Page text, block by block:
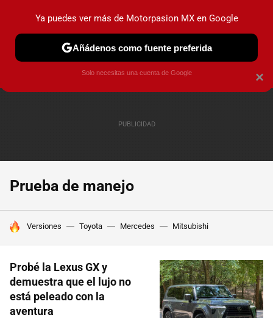
PRUEBAS INDUSTRIA HOY NO CIRCULA
Prueba de manejo
HOY SE HABLA DE
Versiones Toyota Mercedes Mitsubishi
Probé la Lexus GX y
demuestra que el lujo no
está peleado con la
aventura
×
Ya puedes ver más de Motorpasion MX en Google
Añádenos como fuente preferida
Solo necesitas una cuenta de Google